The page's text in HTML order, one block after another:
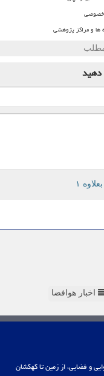
خصوصی
ها و مراکز پژوهشی
مطلب
دهید
اخبار هوافضا